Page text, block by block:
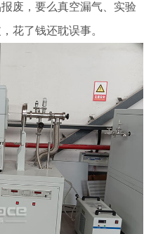
废，要么真空漏气、实验
花了钱还耽误事。